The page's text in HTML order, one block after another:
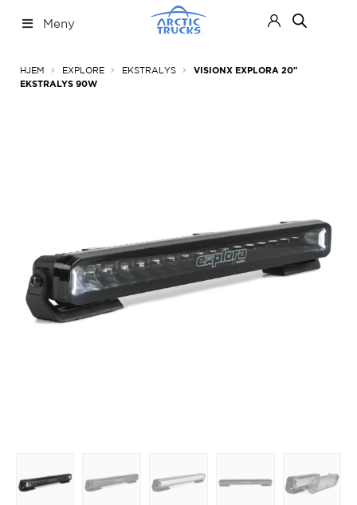
til
til
Meny
HJEM EXPLORE EKSTRALYS
VISIONX EXPLORA 20″
EKSTRALYS 90W